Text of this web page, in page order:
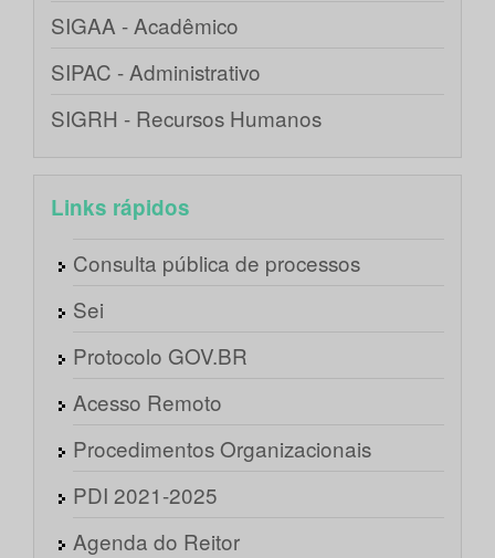
SIGAA - Acadêmico
SIPAC - Administrativo
SIGRH - Recursos Humanos
Links rápidos
Consulta pública de processos
Sei
Protocolo GOV.BR
Acesso Remoto
Procedimentos Organizacionais
PDI 2021-2025
Agenda do Reitor